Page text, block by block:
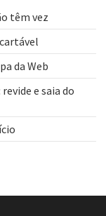
têm vez
da Web
e saia do